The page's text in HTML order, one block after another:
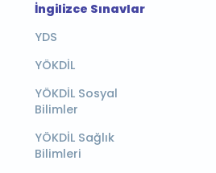
İngilizce Sınavlar
YDS
YÖKDİL
YÖKDİL Sosyal
Bilimler
YÖKDİL Sağlık
Bilimleri